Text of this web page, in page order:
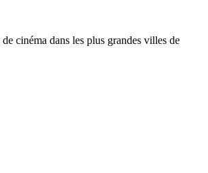
cinéma dans les plus grandes villes de